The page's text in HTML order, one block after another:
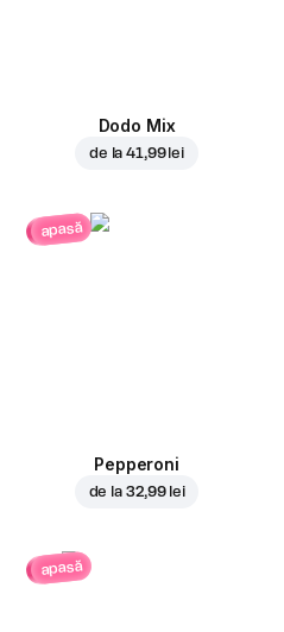
Dodo Mix
de la41,99 lei
apasă
Pepperoni
de la 32,99 lei
apasă